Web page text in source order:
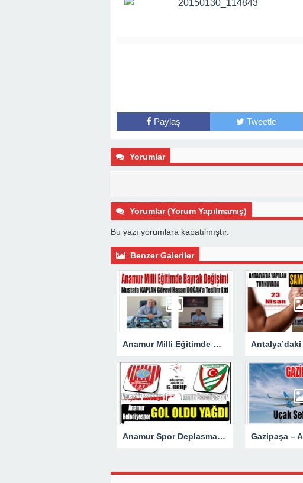
Paylaş Tweetle
Yorumlar
Yorumlar (Yorum Yapılmamış)
Bu yazı yorumlara kapatılmıştır.
Benzer Galeriler
Anamur Milli Eğitimde Görev Değişimi : Hasan DOĞAN Atandı
Anamur Spor Deplasmanda Gol Oldu Yağdı!